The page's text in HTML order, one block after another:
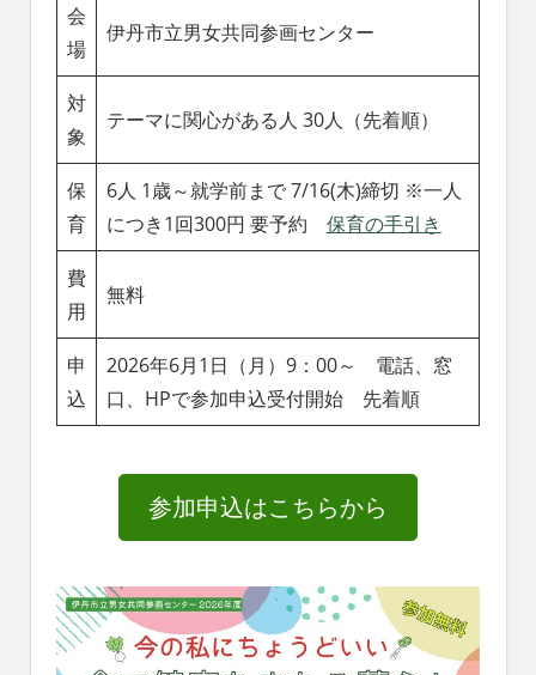
会
場
伊丹市立男女共同参画センター
対
象
テーマに関心がある人 30人（先着順）
保
育
6人 1歳～就学前まで 7/16(木)締切 ※一人
につき1回300円 要予約 保育の手引き
費
用
無料
申
込
2026年6月1日（月）9：00～ 電話、窓
口、HPで参加申込受付開始 先着順
参加申込はこちらから